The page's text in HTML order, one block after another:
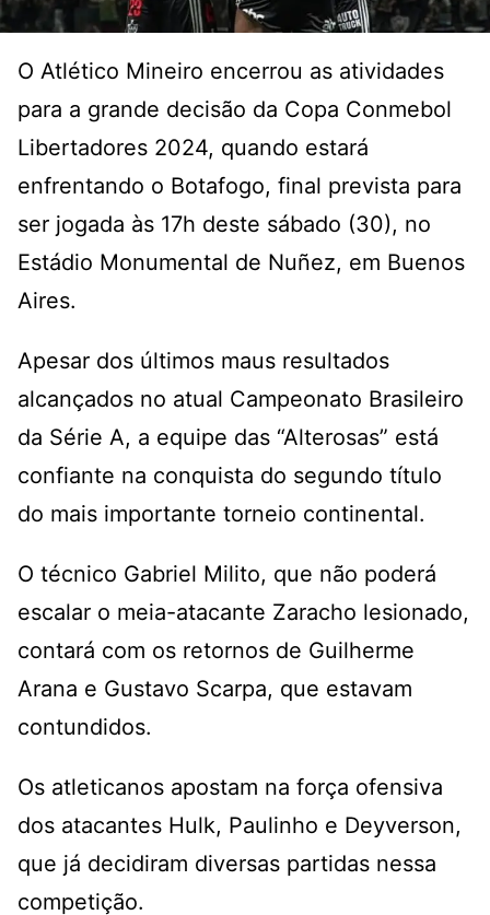
O Atlético Mineiro encerrou as atividades
para a grande decisão da Copa Conmebol
Libertadores 2024, quando estará
enfrentando o Botafogo, final prevista para
ser jogada às 17h deste sábado (30), no
Estádio Monumental de Nuñez, em Buenos
Aires.
Apesar dos últimos maus resultados
alcançados no atual Campeonato Brasileiro
da Série A, a equipe das “Alterosas” está
confiante na conquista do segundo título
do mais importante torneio continental.
O técnico Gabriel Milito, que não poderá
escalar o meia-atacante Zaracho lesionado,
contará com os retornos de Guilherme
Arana e Gustavo Scarpa, que estavam
contundidos.
Os atleticanos apostam na força ofensiva
dos atacantes Hulk, Paulinho e Deyverson,
que já decidiram diversas partidas nessa
competição.